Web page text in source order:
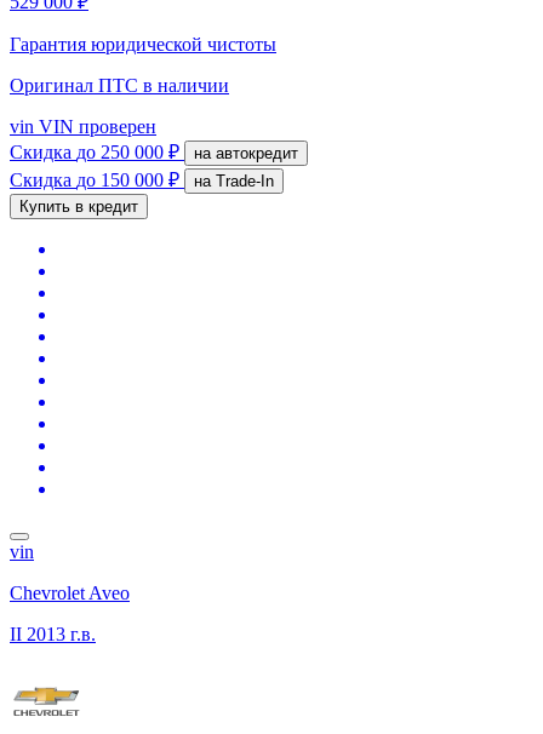
Гарантия юридической чистоты
Оригинал ПТС в наличии
vin VIN проверен
Скидка до 250 000 ₽ на автокредит
Скидка до 150 000 ₽
на Trade-In
Купить в кредит
vin
Chevrolet Aveo
II 2013 г.в.